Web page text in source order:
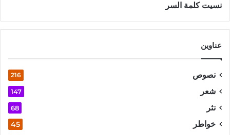
نسيت كلمة السر
عناوين
نصوص 216
شعر 147
نثر 68
خواطر 45